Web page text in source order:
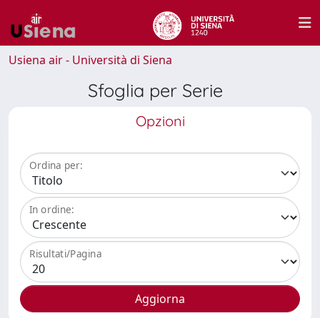
Usiena air - Università di Siena
Sfoglia per Serie
Opzioni
Ordina per:
In ordine:
Risultati/Pagina